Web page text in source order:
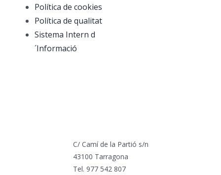
Política de cookies
Política de qualitat
Sistema Intern d
´Informació
C/ Camí de la Partió s/n
43100 Tarragona
Tel. 977 542 807